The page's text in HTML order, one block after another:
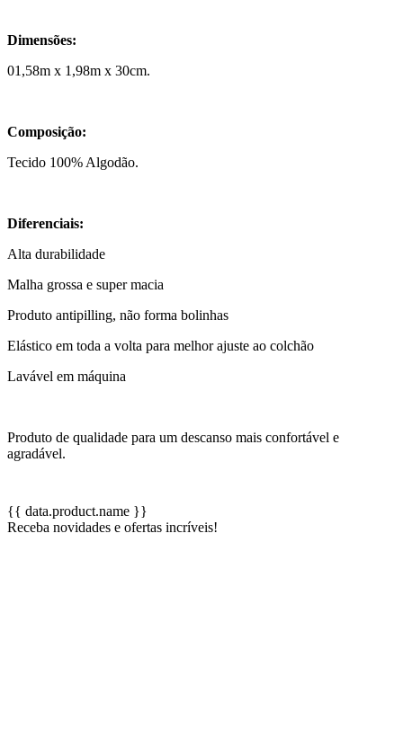
Dimensões:
01,58m x 1,98m x 30cm.
Composição:
Tecido 100% Algodão.
Diferenciais:
Alta durabilidade
Malha grossa e super macia
Produto antipilling, não forma bolinhas
Elástico em toda a volta para melhor ajuste ao colchão
Lavável em máquina
Produto de qualidade para um descanso mais confortável e
agradável.
{{ data.product.name }}
Receba novidades e ofertas incríveis!